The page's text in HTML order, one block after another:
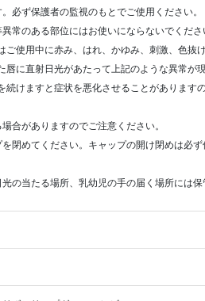
必ず保護者の監視のもとでご使用ください。
常のある部位にはお使いにならないでくださ
ご使用中に赤み、はれ、かゆみ、刺激、色抜
唇に直射日光があたって上記のような異常が
続けますと症状を悪化させることがあります
合がありますのでご注意ください。
閉めてください。キャップの開け閉めは必
の当たる場所、乳幼児の手の届く場所には保